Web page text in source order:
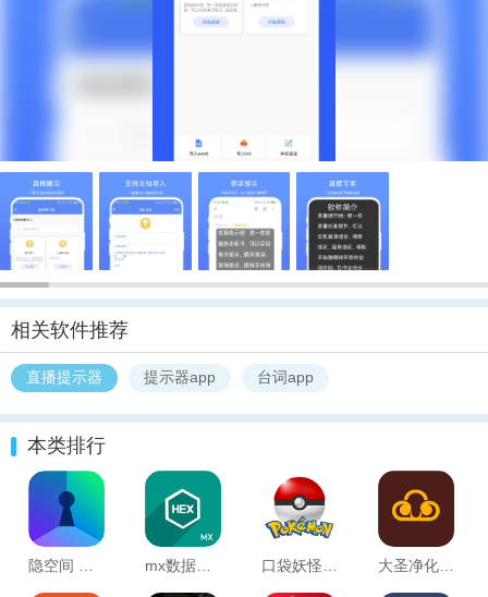
相关软件推荐
直播提示器 提示器app 台词app
本类排行